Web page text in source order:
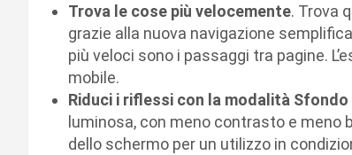
Trova le cose più velocemente. Trova
grazie alla nuova navigazione
più veloci sono i passaggi tra pagine.
mobile.
Riduci i riflessi con la modalità Sfondo
luminosa, con meno contrasto e
dello schermo per un utilizzo in